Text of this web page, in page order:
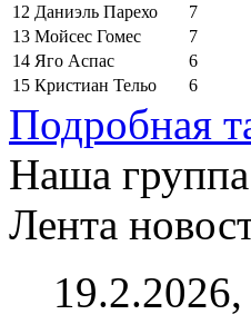
12 Даниэль Парехо
7
13 Мойсес Гомес
7
14 Яго Аспас
6
15 Кристиан Тельо 6
Подробная
Наша
Лента